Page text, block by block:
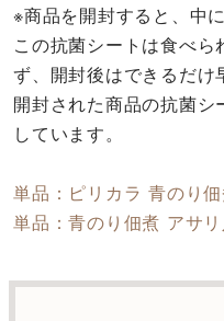
※商品を開封すると、中
この抗菌シートは食べ
ず、開封後はできるだけ
開封された商品の抗菌
しています。
単品：ピリカラ 青のり
単品：青のり佃煮 アサ